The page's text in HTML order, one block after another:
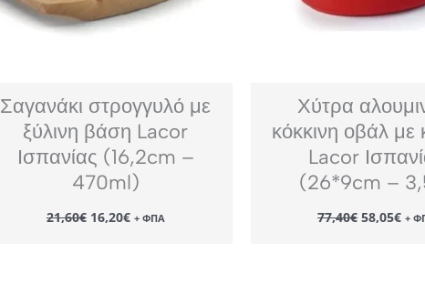
Σαγανάκι στρογγυλό με
ξύλινη βάση Lacor
Ισπανίας (16,2cm –
470ml)
21,60€ Original
price
16,20€Η
τρέχουσα
+ ΦΠΑ
Χύτρα
κόκκινη οβάλ με
Lacor
(26*9cm –
77,40€ Original
price
58,05€Η+